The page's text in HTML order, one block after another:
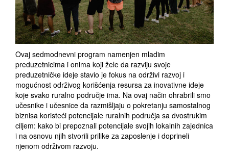
Ovaj sedmodnevni program namenjen mladim
preduzetnicima i onima koji žele da razviju svoje
preduzetničke ideje stavio je fokus na održivi razvoj i
mogućnost održivog korišćenja resursa za inovativne ideje
koje svako ruralno područje ima. Na ovaj način ohrabrili smo
učesnike i učesnice da razmišljaju o pokretanju samostalnog
biznisa koristeći potencijale ruralnih područja sa dvostrukim
ciljem: kako bi prepoznali potencijale svojih lokalnih zajednica
i na osnovu njih stvorili prilike za zaposlenje i doprineli
njenom održivom razvoju.